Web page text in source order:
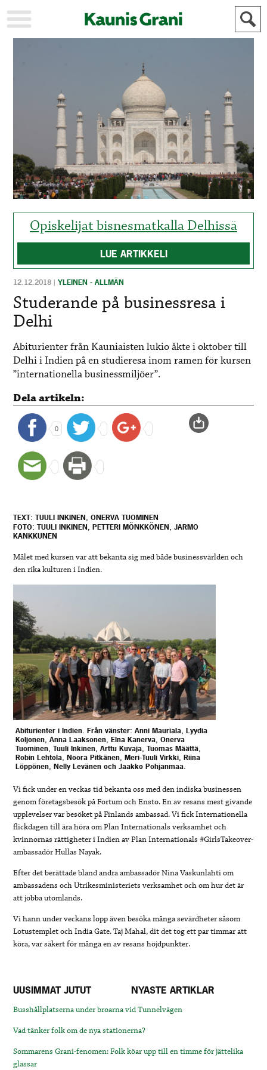
AKTUELLT
URHEILU
IDROTT
KULTTUURI
KULTUR
HISTORIA
HISTORIA
YLEINEN
ALLMÄN
MAINOSTAJILLE
FÖR
ANNONSÖRER
Opiskelijat bisnesmatkalla Delhissä
LUE ARTIKKELI
12.12.2018 |YLEINEN - ALLMÄN
Studerande på businessresa i
Delhi
Abiturienter från Kauniaisten lukio åkte i oktober till
Delhi i Indien på en studieresa inom ramen för kursen
”internationella businessmiljöer”.
Dela artikeln:
0
TEXT: TUULI INKINEN, ONERVA TUOMINEN
FOTO: TUULI INKINEN, PETTERI MÖNKKÖNEN, JARMO
KANKKUNEN
Målet med kursen var att bekanta sig med både businessvärlden och
den rika kulturen i Indien.
Abiturienter i Indien. Från vänster: Anni Mauriala, Lyydia
Koljonen, Anna Laaksonen, Elna Kanerva, Onerva
Tuominen, Tuuli Inkinen, Arttu Kuvaja, Tuomas Määttä,
Robin Lehtola, Noora Pitkänen, Meri-Tuuli Virkki, Riina
Löppönen, Nelly Levänen och Jaakko Pohjanmaa.
Vi fick under en veckas tid bekanta oss med den indiska businessen
genom företagsbesök på Fortum och Ensto. En av resans mest givande
upplevelser var besöket på Finlands ambassad. Vi fick Internationella
flickdagen till ära höra om Plan Internationals verksamhet och
kvinnornas rättigheter i Indien av Plan Internationals #GirlsTakeover-
ambassadör Hullas Nayak.
Efter det berättade bland andra ambassadör Nina Vaskunlahti om
ambassadens och Utrikesministeriets verksamhet och om hur det är
att jobba utomlands.
Vi hann under veckans lopp även besöka många sevärdheter såsom
Lotustemplet och India Gate. Taj Mahal, dit det tog ett par timmar att
köra, var säkert för många en av resans höjdpunkter.
UUSIMMAT JUTUT NYASTE ARTIKLAR
Busshållplatserna under broarna vid Tunnelvägen
Vad tänker folk om de nya stationerna?
Sommarens Grani-fenomen: Folk köar upp till en timme för jättelika
glassar